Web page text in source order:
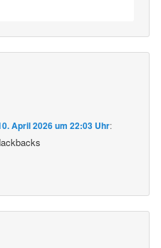
April 2026 um 22:03 Uhr: